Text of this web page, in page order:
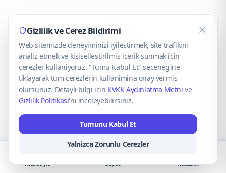
CaseOnn
© 2025 CaseOnn. Tüm hakları saklıdır.
VISA Mastercard
Gizlilik ve Cerez Bildirimi
Web sitemizde deneyiminizi iyilestirmek, site trafikini
analiz etmek ve kisisellestirilmis icerik sunmak icin
cerezler kullaniyoruz. "Tumu Kabul Et" secenegine
tiklayarak tum cerezlerin kullanimina onay vermis
olursunuz. Detayli bilgi icin KVKK Aydinlatma Metni ve
Gizlilik Politikasi'ni inceleyebilirsiniz.
Tumunu Kabul Et
Yalnizca Zorunlu Cerezler
Ana Sayfa Sepet Hesabım